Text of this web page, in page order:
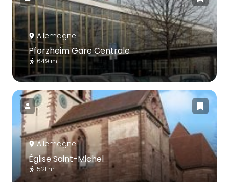
Allemagne
Pforzheim Gare Centrale
649 m
Allemagne
Église Saint-Michel
521 m